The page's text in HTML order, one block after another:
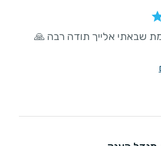
שבאתי אלייך תודה רבה 🙏